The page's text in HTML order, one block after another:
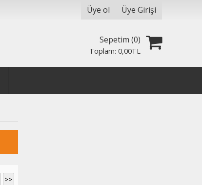
Üye ol Üye Girişi
Sepetim (0)
Toplam:0,00TL
>>